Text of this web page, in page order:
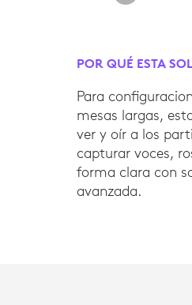
POR QUÉ ESTA
Para
mesas largas,
ver y oír a los
capturar voces,
forma clara con
avanzada.